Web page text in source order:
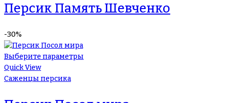
Персик Память Шевченко
-30%
Выберите параметры
Quick View
Саженцы персика